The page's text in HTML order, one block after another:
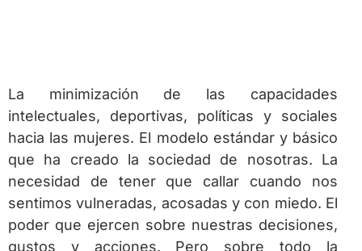
La minimización de las capacidades
intelectuales, deportivas, políticas y sociales
hacia las mujeres. El modelo estándar y básico
que ha creado la sociedad de nosotras. La
necesidad de tener que callar cuando nos
sentimos vulneradas, acosadas y con miedo. El
poder que ejercen sobre nuestras decisiones,
gustos y acciones. Pero sobre todo la